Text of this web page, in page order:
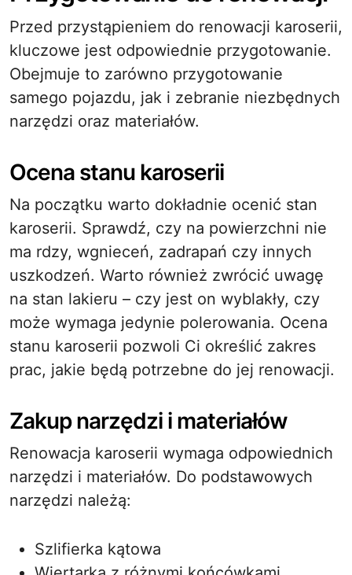
Przed przystąpieniem do renowacji karoserii,
kluczowe jest odpowiednie przygotowanie.
Obejmuje to zarówno przygotowanie
samego pojazdu, jak i zebranie niezbędnych
narzędzi oraz materiałów.
Ocena stanu karoserii
Na początku warto dokładnie ocenić stan
karoserii. Sprawdź, czy na powierzchni nie
ma rdzy, wgnieceń, zadrapań czy innych
uszkodzeń. Warto również zwrócić uwagę
na stan lakieru – czy jest on wyblakły, czy
może wymaga jedynie polerowania. Ocena
stanu karoserii pozwoli Ci określić zakres
prac, jakie będą potrzebne do jej renowacji.
Zakup narzędzi i materiałów
Renowacja karoserii wymaga odpowiednich
narzędzi i materiałów. Do podstawowych
narzędzi należą:
Szlifierka kątowa